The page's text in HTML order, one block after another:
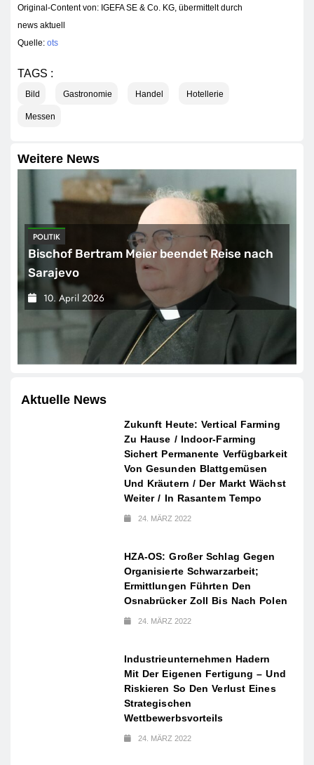
Original-Content von: IGEFA SE & Co. KG, übermittelt durch
news aktuell
Quelle: ots
TAGS :
Bild Gastronomie Handel Hotellerie
Messen
Weitere News
POLITIK
Bischof Bertram Meier beendet Reise nach
Sarajevo
10. April 2026
Aktuelle News
Zukunft Heute: Vertical Farming
Zu Hause / Indoor-Farming
Sichert Permanente Verfügbarkeit
Von Gesunden Blattgemüsen
Und Kräutern / Der Markt Wächst
Weiter / In Rasantem Tempo
24. MÄRZ 2022
HZA-OS: Großer Schlag Gegen
Organisierte Schwarzarbeit;
Ermittlungen Führten Den
Osnabrücker Zoll Bis Nach Polen
24. MÄRZ 2022
Industrieunternehmen Hadern
Mit Der Eigenen Fertigung – Und
Riskieren So Den Verlust Eines
Strategischen
Wettbewerbsvorteils
24. MÄRZ 2022